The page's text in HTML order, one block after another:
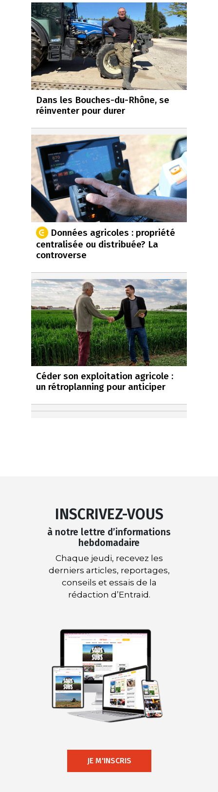
Dans les Bouches-du-Rhône, se
réinventer pour durer
Données agricoles : propriété
centralisée ou distribuée? La
controverse
Céder son exploitation agricole :
un rétroplanning pour anticiper
INSCRIVEZ-VOUS
à notre lettre d’informations
hebdomadaire
Chaque jeudi, recevez les
derniers articles, reportages,
conseils et essais de la
rédaction d’Entraid.
JE M'INSCRIS